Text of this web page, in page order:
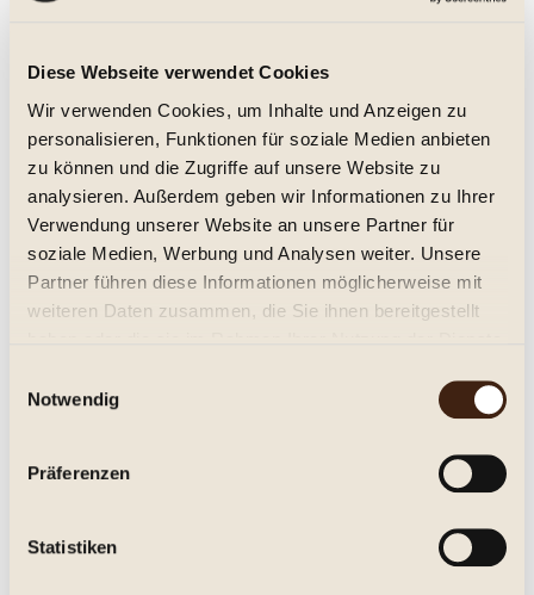
Diese Webseite verwendet Cookies
Wir verwenden Cookies, um Inhalte und Anzeigen zu
personalisieren, Funktionen für soziale Medien anbieten
zu können und die Zugriffe auf unsere Website zu
analysieren. Außerdem geben wir Informationen zu Ihrer
Verwendung unserer Website an unsere Partner für
soziale Medien, Werbung und Analysen weiter. Unsere
Partner führen diese Informationen möglicherweise mit
weiteren Daten zusammen, die Sie ihnen bereitgestellt
Notwendig
Präferenzen
Statistiken
Zweigelt vom Heideboden 2019 Nittnaus
trocken, Jg. 2019
8,95 € *
Inhalt:0.75 Liter (11,93 € * / 1 Liter)
inkl. MwSt.zzgl. Versandkosten
Lieferzeit ca. 1-3 Tage**
In den Warenkorb
Artikel-Nr.:
Beschreibung